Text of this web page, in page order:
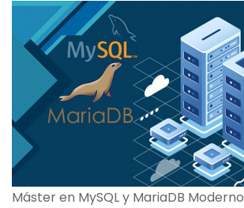
Máster en MySQL y MariaDB Moderno